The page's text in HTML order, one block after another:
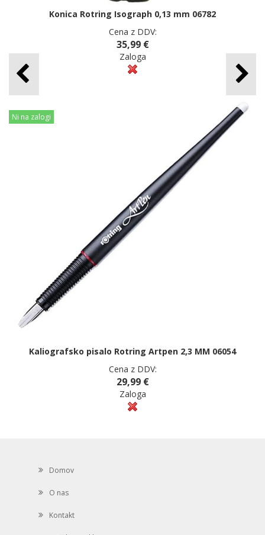
Konica Rotring Isograph 0,13 mm 06782
Cena z DDV:
35,99 €
Zaloga
Ni na zalogi
Kaliografsko pisalo Rotring Artpen 2,3 MM 06054
Cena z DDV:
29,99 €
Zaloga
Domov
O nas
Kontakt